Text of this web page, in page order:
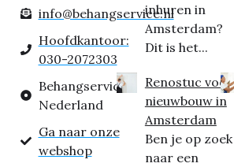
info@behangservice.nl
Hoofdkantoor:
030-2072303
Behangservice
Nederland
Ga naar onze
webshop
inhuren in
Amsterdam?
Dit is het...
Renostuc voor
nieuwbouw in
Amsterdam
Ben je op zoek
naar een